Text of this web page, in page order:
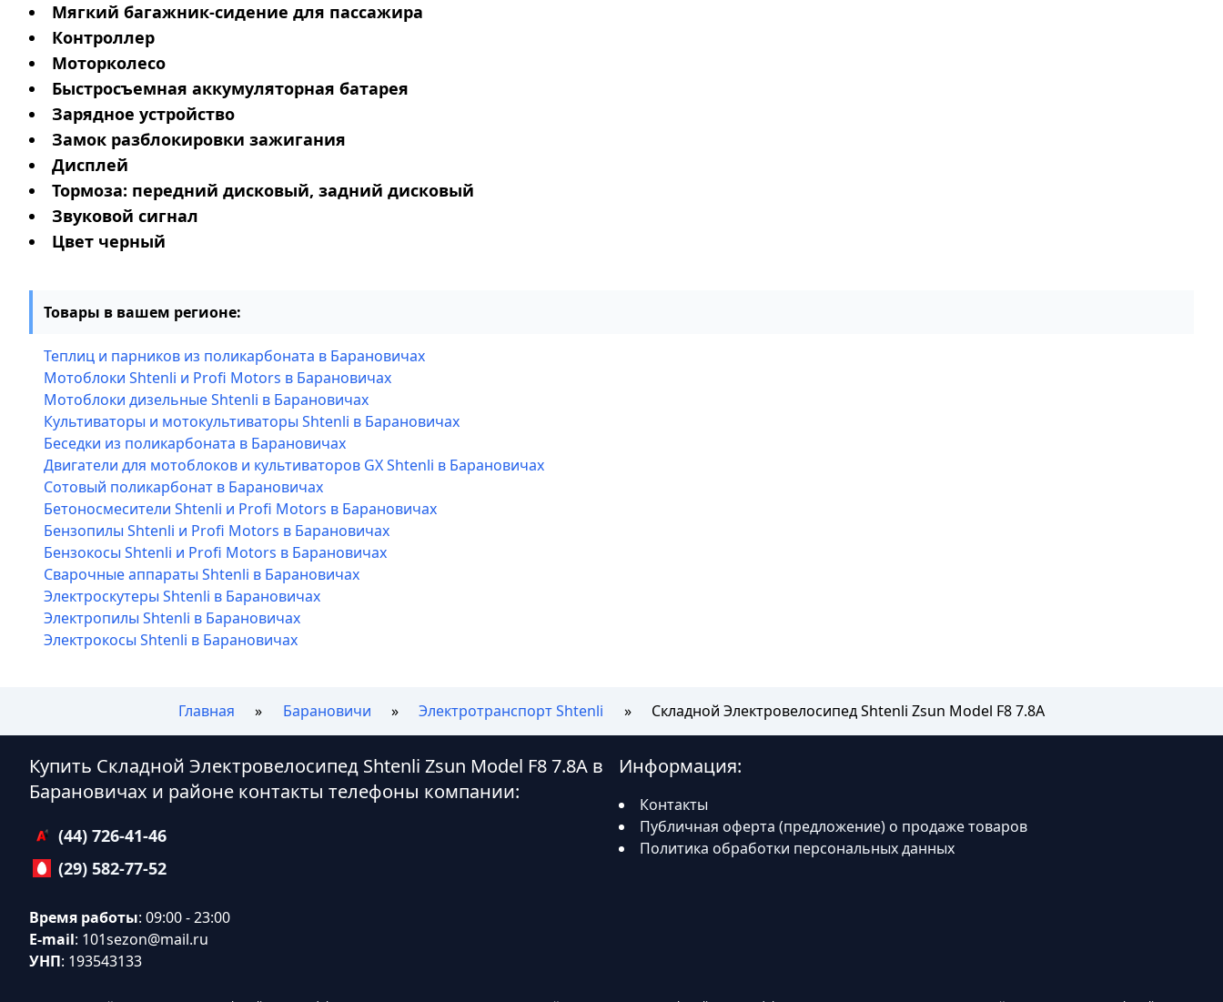
Мягкий багажник-сидение для пассажира
Контроллер
Моторколесо
Быстросъемная аккумуляторная батарея
Зарядное устройство
Замок разблокировки зажигания
Дисплей
Тормоза: передний дисковый, задний дисковый
Звуковой сигнал
Цвет черный
Товары в вашем регионе:
Теплиц и парников из поликарбоната в Барановичах
Мотоблоки Shtenli и Profi Motors в Барановичах
Мотоблоки дизельные Shtenli в Барановичах
Культиваторы и мотокультиваторы Shtenli в Барановичах
Беседки из поликарбоната в Барановичах
Двигатели для мотоблоков и культиваторов GX Shtenli в Барановичах
Сотовый поликарбонат в Барановичах
Бетоносмесители Shtenli и Profi Motors в Барановичах
Бензопилы Shtenli и Profi Motors в Барановичах
Бензокосы Shtenli и Profi Motors в Барановичах
Сварочные аппараты Shtenli в Барановичах
Электроскутеры Shtenli в Барановичах
Электропилы Shtenli в Барановичах
Электрокосы Shtenli в Барановичах
Главная Барановичи Электротранспорт Shtenli Складной Электровелосипед Shtenli Zsun Model F8 7.8A
Купить Складной Электровелосипед Shtenli Zsun Model F8 7.8A в
Барановичах и районе контакты телефоны компании:
(44) 726-41-46
(29) 582-77-52
Время работы: 09:00 - 23:00
E-mail: 101sezon@mail.ru
УНП: 193543133
Информация:
Контакты
Публичная оферта (предложение) о продаже товаров
Политика обработки персональных данных